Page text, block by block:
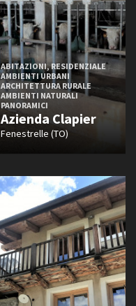
ABITAZIONI, RESIDENZIALE
AMBIENTI URBANI
ARCHITETTURA RURALE
AMBIENTI NATURALI
PANORAMICI
Azienda Clapier
Fenestrelle (TO)